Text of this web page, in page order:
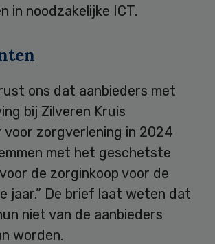
in noodzakelijke ICT.
ons dat aanbieders met
bij Zilveren Kruis
voor zorgverlening in 2024
met het geschetste
de zorginkoop voor de
jaar.” De brief laat weten dat
niet van de aanbieders
worden.